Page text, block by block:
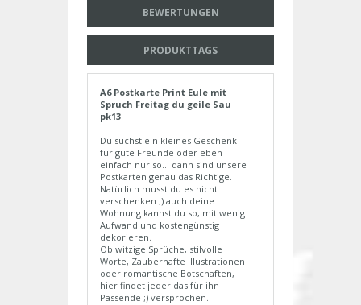
BEWERTUNGEN
PRODUKTTAGS
A6 Postkarte Print Eule mit
Spruch Freitag du geile Sau
pk13
Du suchst ein kleines Geschenk
für gute Freunde oder eben
einfach nur so... dann sind unsere
Postkarten genau das Richtige.
Natürlich musst du es nicht
verschenken ;) auch deine
Wohnung kannst du so, mit wenig
Aufwand und kostengünstig
dekorieren.
Ob witzige Sprüche, stilvolle
Worte, Zauberhafte Illustrationen
oder romantische Botschaften,
hier findet jeder das für ihn
Passende ;) versprochen.